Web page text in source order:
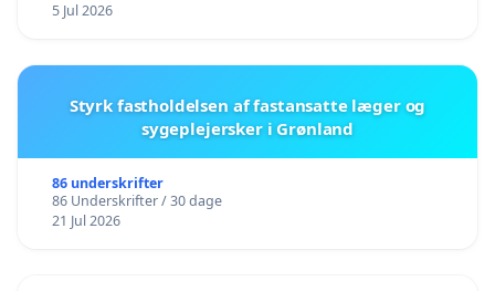
5 Jul 2026
Styrk fastholdelsen af fastansatte læger og
sygeplejersker i Grønland
86 underskrifter
86 Underskrifter / 30 dage
21 Jul 2026